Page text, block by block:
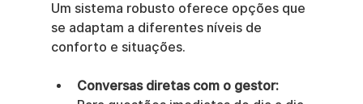
Um sistema robusto oferece opções que
se adaptam a diferentes níveis de
conforto e situações.
Conversas diretas com o gestor: